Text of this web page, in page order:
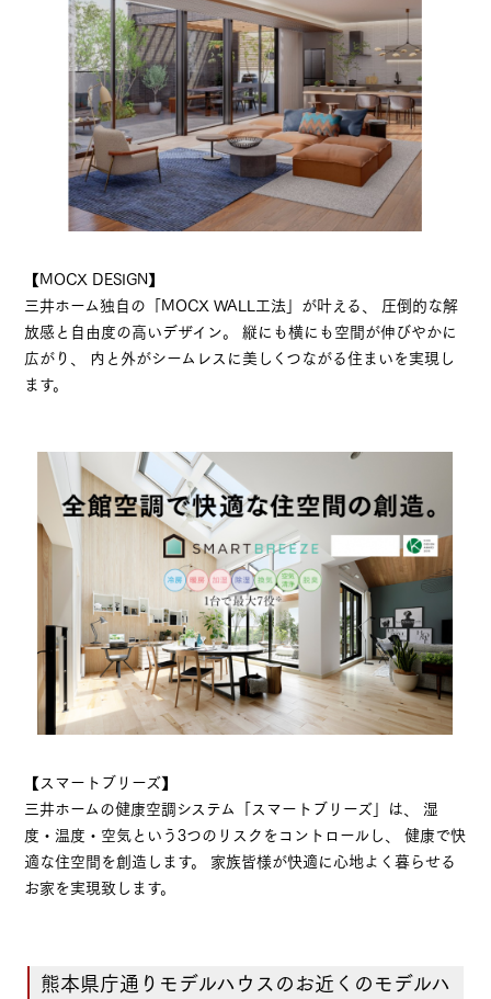
【MOCX DESIGN】
三井ホーム独自の「MOCX WALL工法」が叶える、 圧倒的な解
放感と自由度の高いデザイン。 縦にも横にも空間が伸びやかに
広がり、 内と外がシームレスに美しくつながる住まいを実現し
ます。
【スマートブリーズ】
三井ホームの健康空調システム「スマートブリーズ」は、 湿
度・温度・空気という3つのリスクをコントロールし、 健康で快
適な住空間を創造します。 家族皆様が快適に心地よく暮らせる
お家を実現致します。
熊本県庁通りモデルハウスのお近くのモデルハ